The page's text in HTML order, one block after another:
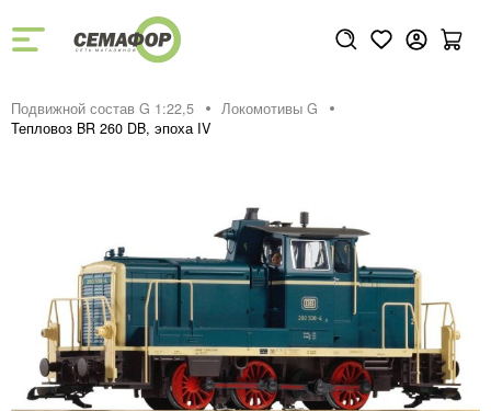
Подвижной состав G 1:22,5
Локомотивы G
Тепловоз BR 260 DB, эпоха IV